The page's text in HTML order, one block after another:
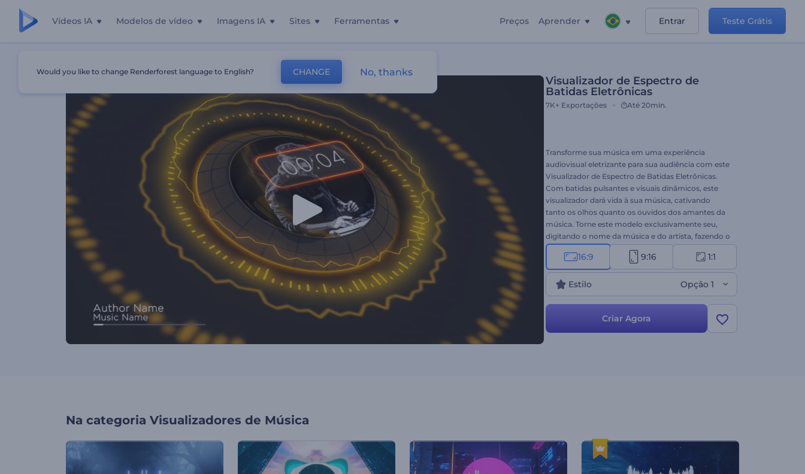
Vídeos IA Modelos de vídeo Imagens IA Sites Ferramentas Preços Aprender Entrar Teste Grátis
Visualizador De Espectro De Batidas Eletrônicas
Visualizador de Espectro de
Batidas Eletrônicas
7K+ Exportações Até 20min.
Transforme sua música em uma experiência
audiovisual eletrizante para sua audiência com este
Visualizador de Espectro de Batidas Eletrônicas.
Com batidas pulsantes e visuais dinâmicos, este
visualizador dará vida à sua música, cativando
tanto os olhos quanto os ouvidos dos amantes da
música. Torne este modelo exclusivamente seu,
digitando o nome da música e do artista, fazendo o
upload da faixa de música, escolhendo entre as
opções de cores, e você está pronto. Perfeito para
videoclipes, apresentações ao vivo e promoções de
música nas redes sociais, ele oferece uma maneira
única de apresentar suas faixas. Comece hoje!
16:9 9:16 1:1
Estilo Opção 1
Criar Agora
Na categoria Visualizadores de Música
Would you like to change Renderforest language to English? CHANGE No, thanks